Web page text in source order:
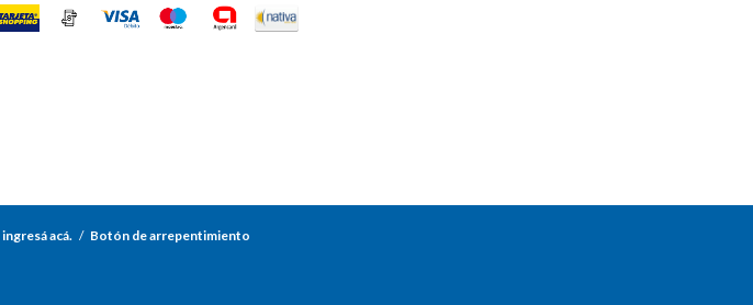
ingresá acá. / Botón de arrepentimiento